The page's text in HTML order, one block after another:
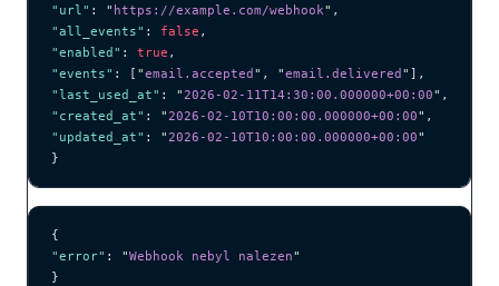
"url" : " https://example.com/webhook" ,
"all_events" : false ,
"enabled" : true ,
"events" : [ "email.accepted" , "email.delivered" ],
"last_used_at" : " 2026-02-11T14:30:00.000000+00:00" ,
"created_at" : " 2026-02-10T10:00:00.000000+00:00" ,
"updated_at" : " 2026-02-10T10:00:00.000000+00:00"
}
{
"error" : "Webhook nebyl nalezen"
}